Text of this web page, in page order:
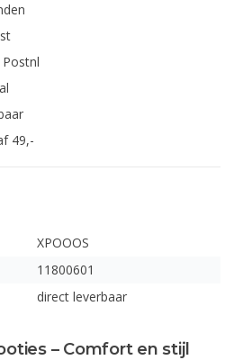
49,-
XPOOOS
11800601
direct leverbaar
– Comfort en stijl